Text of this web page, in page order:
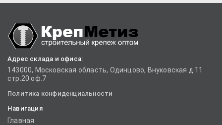
Адрес склада и офиса:
143000, Московская область, Одинцово, Внуковская д.11
стр.20 оф.7
Политика конфиденциальности
Навигация
Главная